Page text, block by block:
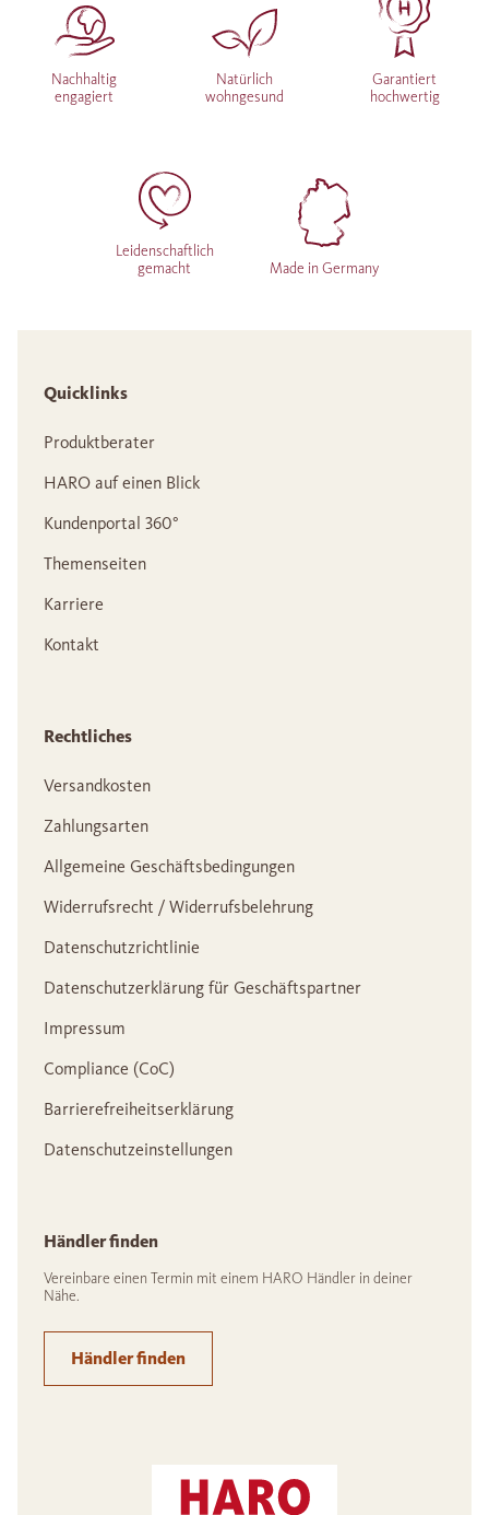
Nachhaltig
engagiert
Natürlich
wohngesund
Garantiert
hochwertig
Leidenschaftlich
gemacht
Made in Germany
Quicklinks
Produktberater
HARO auf einen Blick
Kundenportal 360°
Themenseiten
Karriere
Kontakt
Rechtliches
Versandkosten
Zahlungsarten
Allgemeine Geschäftsbedingungen
Widerrufsrecht / Widerrufsbelehrung
Datenschutzrichtlinie
Datenschutzerklärung für Geschäftspartner
Impressum
Compliance (CoC)
Barrierefreiheitserklärung
Datenschutzeinstellungen
Händler finden
Vereinbare einen Termin mit einem HARO Händler in deiner
Nähe.
Händler finden